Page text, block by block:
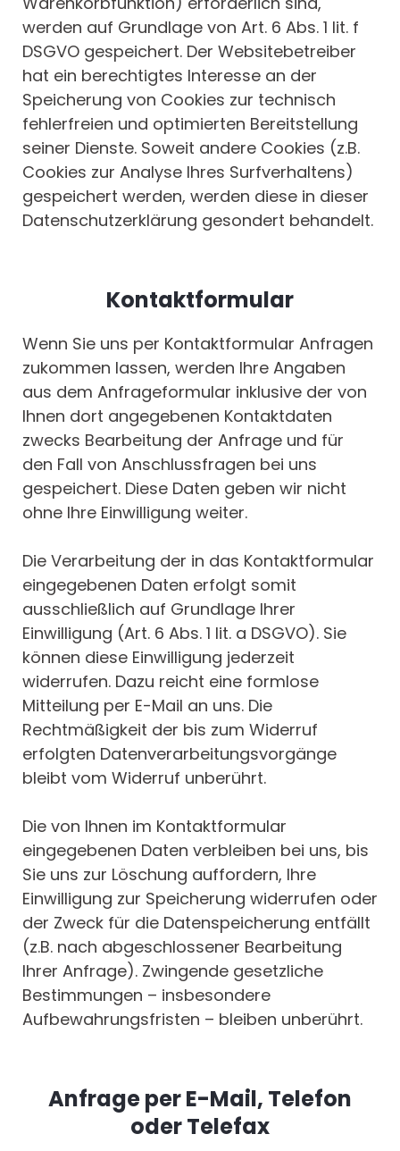
werden auf Grundlage von Art. 6 Abs. 1 lit. f
DSGVO gespeichert. Der Websitebetreiber
hat ein berechtigtes Interesse an der
Speicherung von Cookies zur technisch
fehlerfreien und optimierten Bereitstellung
seiner Dienste. Soweit andere Cookies (z.B.
Cookies zur Analyse Ihres Surfverhaltens)
gespeichert werden, werden diese in dieser
Datenschutzerklärung gesondert behandelt.
Kontaktformular
Wenn Sie uns per Kontaktformular Anfragen
zukommen lassen, werden Ihre Angaben
aus dem Anfrageformular inklusive der von
Ihnen dort angegebenen Kontaktdaten
zwecks Bearbeitung der Anfrage und für
den Fall von Anschlussfragen bei uns
gespeichert. Diese Daten geben wir nicht
ohne Ihre Einwilligung weiter.
Die Verarbeitung der in das Kontaktformular
eingegebenen Daten erfolgt somit
ausschließlich auf Grundlage Ihrer
Einwilligung (Art. 6 Abs. 1 lit. a DSGVO). Sie
können diese Einwilligung jederzeit
widerrufen. Dazu reicht eine formlose
Mitteilung per E-Mail an uns. Die
Rechtmäßigkeit der bis zum Widerruf
erfolgten Datenverarbeitungsvorgänge
bleibt vom Widerruf unberührt.
Die von Ihnen im Kontaktformular
eingegebenen Daten verbleiben bei uns, bis
Sie uns zur Löschung auffordern, Ihre
Einwilligung zur Speicherung widerrufen oder
der Zweck für die Datenspeicherung entfällt
(z.B. nach abgeschlossener Bearbeitung
Ihrer Anfrage). Zwingende gesetzliche
Bestimmungen – insbesondere
Aufbewahrungsfristen – bleiben unberührt.
Anfrage per E-Mail, Telefon
oder Telefax